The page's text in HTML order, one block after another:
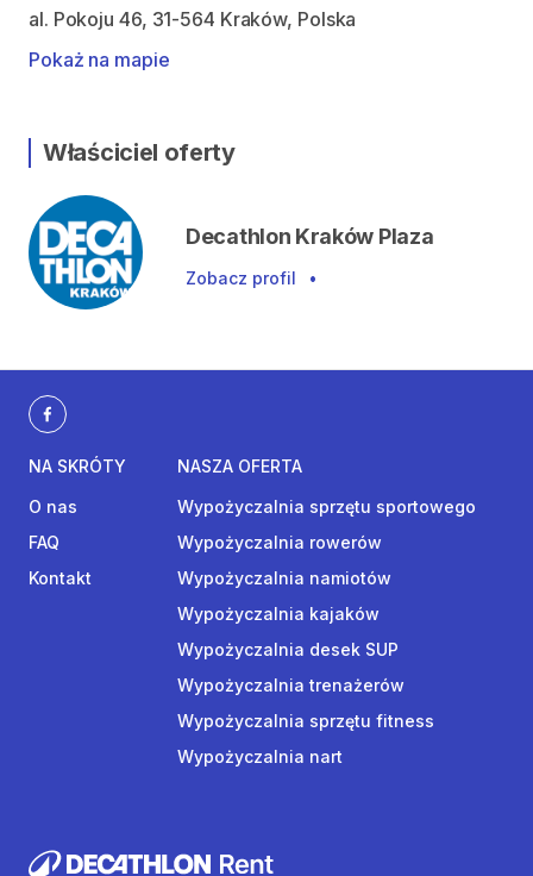
al. Pokoju 46, 31-564 Kraków, Polska
Pokaż na mapie
Właściciel oferty
Decathlon Kraków Plaza
Zobacz profil •
NA SKRÓTY
O nas
FAQ
Kontakt
NASZA OFERTA
Wypożyczalnia sprzętu sportowego
Wypożyczalnia rowerów
Wypożyczalnia namiotów
Wypożyczalnia kajaków
Wypożyczalnia desek SUP
Wypożyczalnia trenażerów
Wypożyczalnia sprzętu fitness
Wypożyczalnia nart